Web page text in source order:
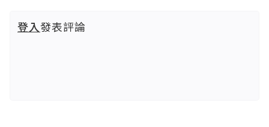
登入發表評論